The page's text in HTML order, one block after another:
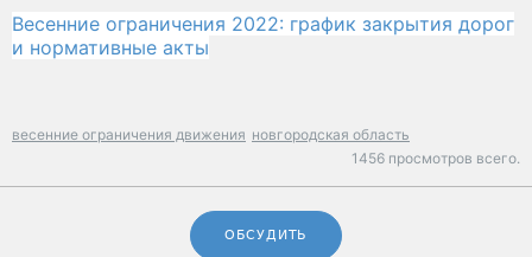
Весенние ограничения 2022: график закрытия дорог
и нормативные акты
весенние ограничения движения новгородская область
1456 просмотров всего.
ОБСУДИТЬ